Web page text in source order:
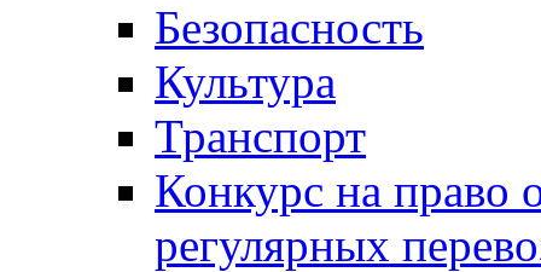
Безопасность
Культура
Транспорт
Конкурс на право
регулярных